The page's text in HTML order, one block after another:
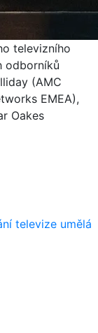
televizního
odborníků
(AMC
EMEA),
Oakes
televize umělá